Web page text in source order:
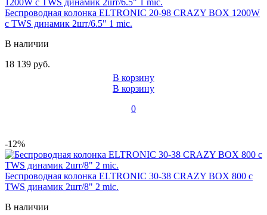
Беспроводная колонка ELTRONIC 20-98 CRAZY BOX 1200W
с TWS динамик 2шт/6.5" 1 mic.
В наличии
18 139 руб.
В корзину
В корзину
0
-12%
Беспроводная колонка ELTRONIC 30-38 CRAZY BOX 800 с
TWS динамик 2шт/8" 2 mic.
В наличии